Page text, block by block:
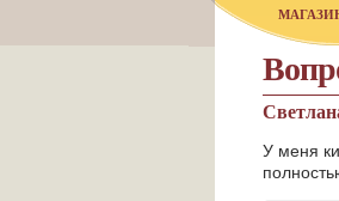
У меня